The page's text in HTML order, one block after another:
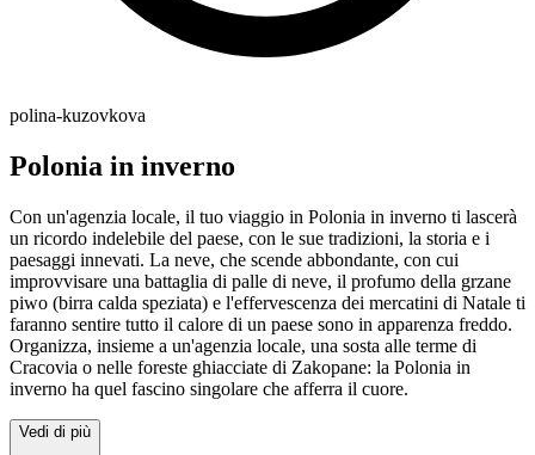
polina-kuzovkova
Polonia in inverno
Con un'agenzia locale, il tuo viaggio in Polonia in inverno ti lascerà
un ricordo indelebile del paese, con le sue tradizioni, la storia e i
paesaggi innevati. La neve, che scende abbondante, con cui
improvvisare una battaglia di palle di neve, il profumo della grzane
piwo (birra calda speziata) e l'effervescenza dei mercatini di Natale ti
faranno sentire tutto il calore di un paese sono in apparenza freddo.
Organizza, insieme a un'agenzia locale, una sosta alle terme di
Cracovia o nelle foreste ghiacciate di Zakopane: la Polonia in
inverno ha quel fascino singolare che afferra il cuore.
Vedi di più